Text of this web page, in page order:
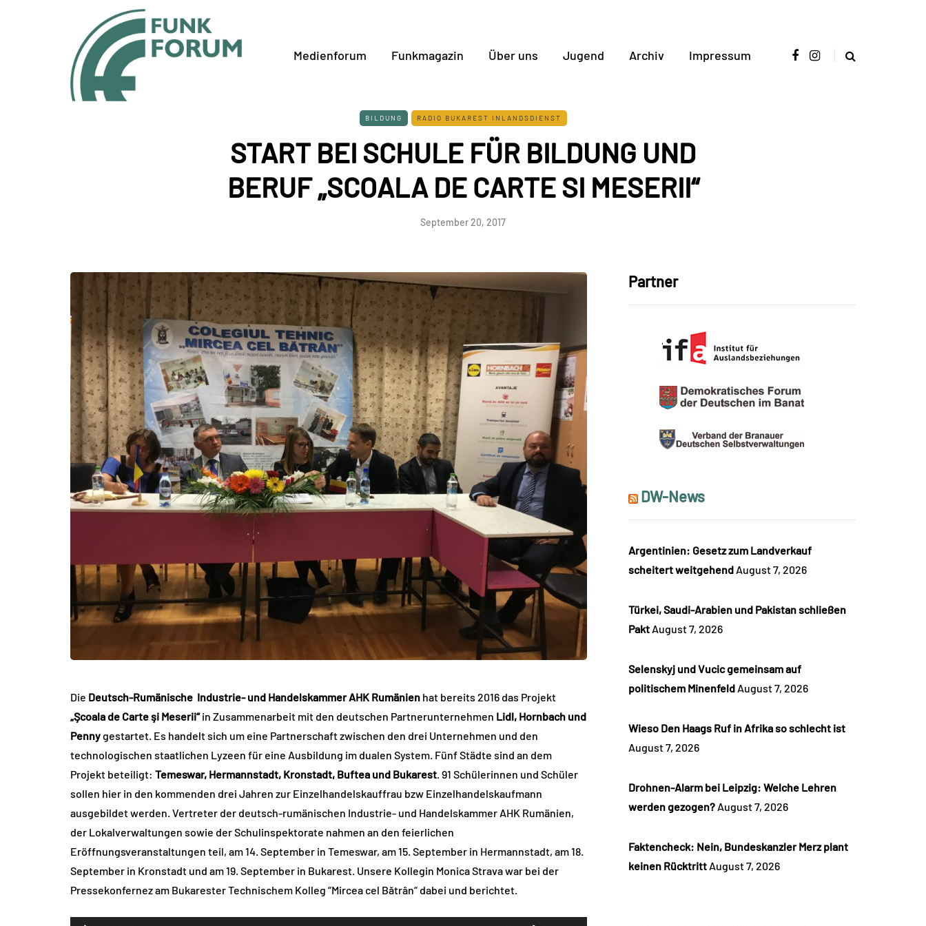
Medienforum Funkmagazin Über uns Jugend Archiv Impressum
BILDUNG RADIO BUKAREST INLANDSDIENST
START BEI SCHULE FÜR BILDUNG UND
BERUF „SCOALA DE CARTE SI MESERII“
September 20, 2017
Die Deutsch-Rumänische Industrie- und Handelskammer AHK Rumänien hat bereits 2016 das Projekt
„Şcoala de Carte şi Meserii“in Zusammenarbeit mit den deutschen Partnerunternehmen Lidl, Hornbach und
Pennygestartet. Es handelt sich um eine Partnerschaft zwischen den drei Unternehmen und den
technologischen staatlichen Lyzeen für eine Ausbildung im dualen System. Fünf Städte sind an dem
Projekt beteiligt: Temeswar, Hermannstadt, Kronstadt, Buftea und Bukarest . 91 Schülerinnen und Schüler
sollen hier in den kommenden drei Jahren zur Einzelhandelskauffrau bzw Einzelhandelskaufmann
ausgebildet werden. Vertreter der deutsch-rumänischen Industrie- und Handelskammer AHK Rumänien,
der Lokalverwaltungen sowie der Schulinspektorate nahmen an den feierlichen
Eröffnungsveranstaltungen teil, am 14. September in Temeswar, am 15. September in Hermannstadt, am 18.
September in Kronstadt und am 19. September in Bukarest. Unsere Kollegin Monica Strava war bei der
Pressekonfernez am Bukarester Technischem Kolleg “Mircea cel Bătrân“ dabei und berichtet.
Partner
DW-News
Argentinien: Gesetz zum Landverkauf
scheitert weitgehend August 7, 2026
Türkei, Saudi-Arabien und Pakistan schließen
Pakt August 7, 2026
Selenskyj und Vucic gemeinsam auf
politischem Minenfeld August 7, 2026
Wieso Den Haags Ruf in Afrika so schlecht ist
August 7, 2026
Drohnen-Alarm bei Leipzig: Welche Lehren
werden gezogen? August 7, 2026
Faktencheck: Nein, Bundeskanzler Merz plant
keinen Rücktritt August 7, 2026